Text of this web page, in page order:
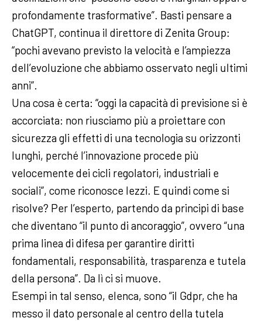
profondamente trasformative”. Basti pensare a
ChatGPT, continua il direttore di Zenita Group:
“pochi avevano previsto la velocità e l’ampiezza
dell’evoluzione che abbiamo osservato negli ultimi
anni”.
Una cosa è certa: “oggi la capacità di previsione si è
accorciata: non riusciamo più a proiettare con
sicurezza gli effetti di una tecnologia su orizzonti
lunghi, perché l’innovazione procede più
velocemente dei cicli regolatori, industriali e
sociali”, come riconosce Iezzi. E quindi come si
risolve? Per l’esperto, partendo da principi di base
che diventano “il punto di ancoraggio”, ovvero “una
prima linea di difesa per garantire diritti
fondamentali, responsabilità, trasparenza e tutela
della persona”. Da lì ci si muove.
Esempi in tal senso, elenca, sono “il Gdpr, che ha
messo il dato personale al centro della tutela